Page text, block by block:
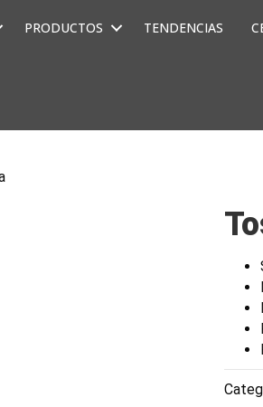
PRODUCTOS TENDENCIAS